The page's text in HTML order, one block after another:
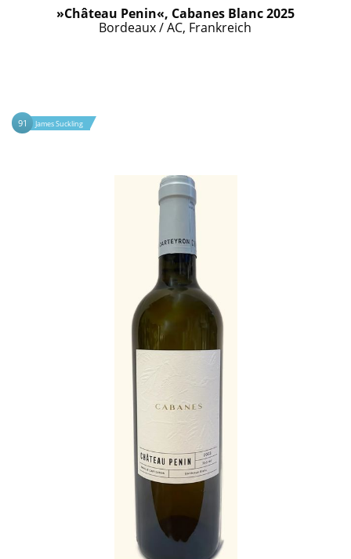
»Château Penin«, Cabanes Blanc 2025
Bordeaux / AC, Frankreich
91 James Suckling